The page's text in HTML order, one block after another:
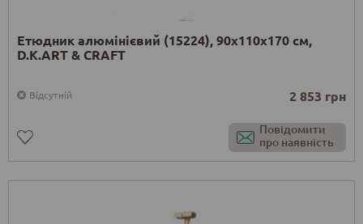
Етюдник алюмінієвий (15224), 90х110х170 см,
D.K.ART & CRAFT
Відсутній 2 853 грн
Повідомити
про наявність